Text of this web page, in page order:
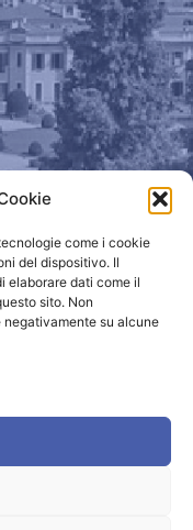
come i cookie
del dispositivo. Il
elaborare dati come il
sito. Non
su alcune